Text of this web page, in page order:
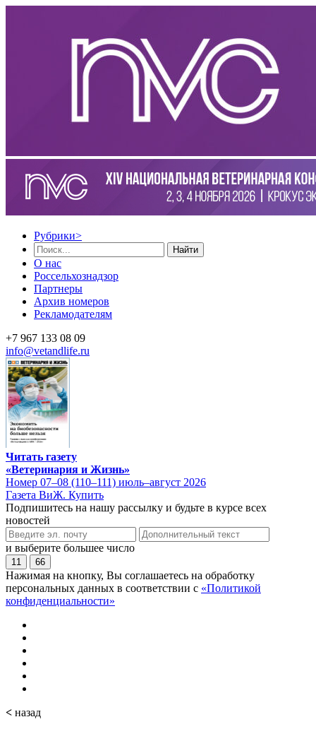
Рубрики>
Найти
О нас
Россельхознадзор
Партнеры
Архив номеров
Рекламодателям
+7 967 133 08 09
info@vetandlife.ru
Читать газету
«Ветеринария и Жизнь»
Номер 07–08 (110–111) июль–август 2026
Газета ВиЖ. Купить
Подпишитесь на нашу рассылку и будьте в курсе всех
новостей
и выберите большее число
11 66
Нажимая на кнопку, Вы соглашаетесь на обработку
персональных данных в соответствии с «Политикой
конфиденциальности»
< назад